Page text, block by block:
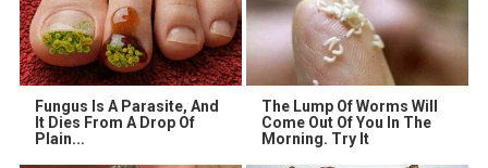
Fungus Is A Parasite, And
It Dies From A Drop Of
Plain...
The Lump Of Worms Will
Come Out Of You In The
Morning. Try It